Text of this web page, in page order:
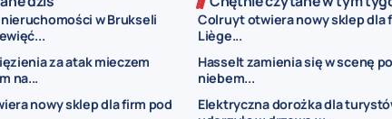
w Brukseli
za atak mieczem
na...
nowy sklep dla firm pod
Colruyt otwiera nowy sklep dla
Liège...
Hasselt zamienia się w scenę
niebem...
Elektryczna dorożka dla